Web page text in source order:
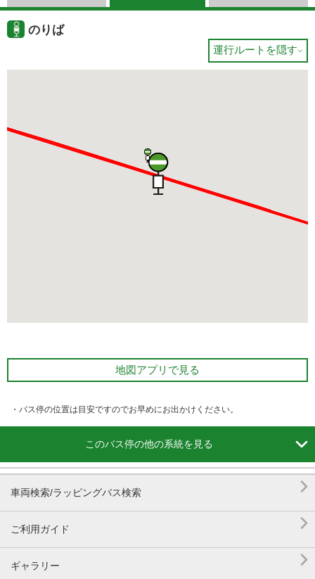
のりば
運行ルートを隠す
地図アプリで見る
・バス停の位置は目安ですのでお早めにお出かけください。
このバス停の他の系統を見る 
車両検索/ラッピングバス検索 
ご利用ガイド 
ギャラリー 